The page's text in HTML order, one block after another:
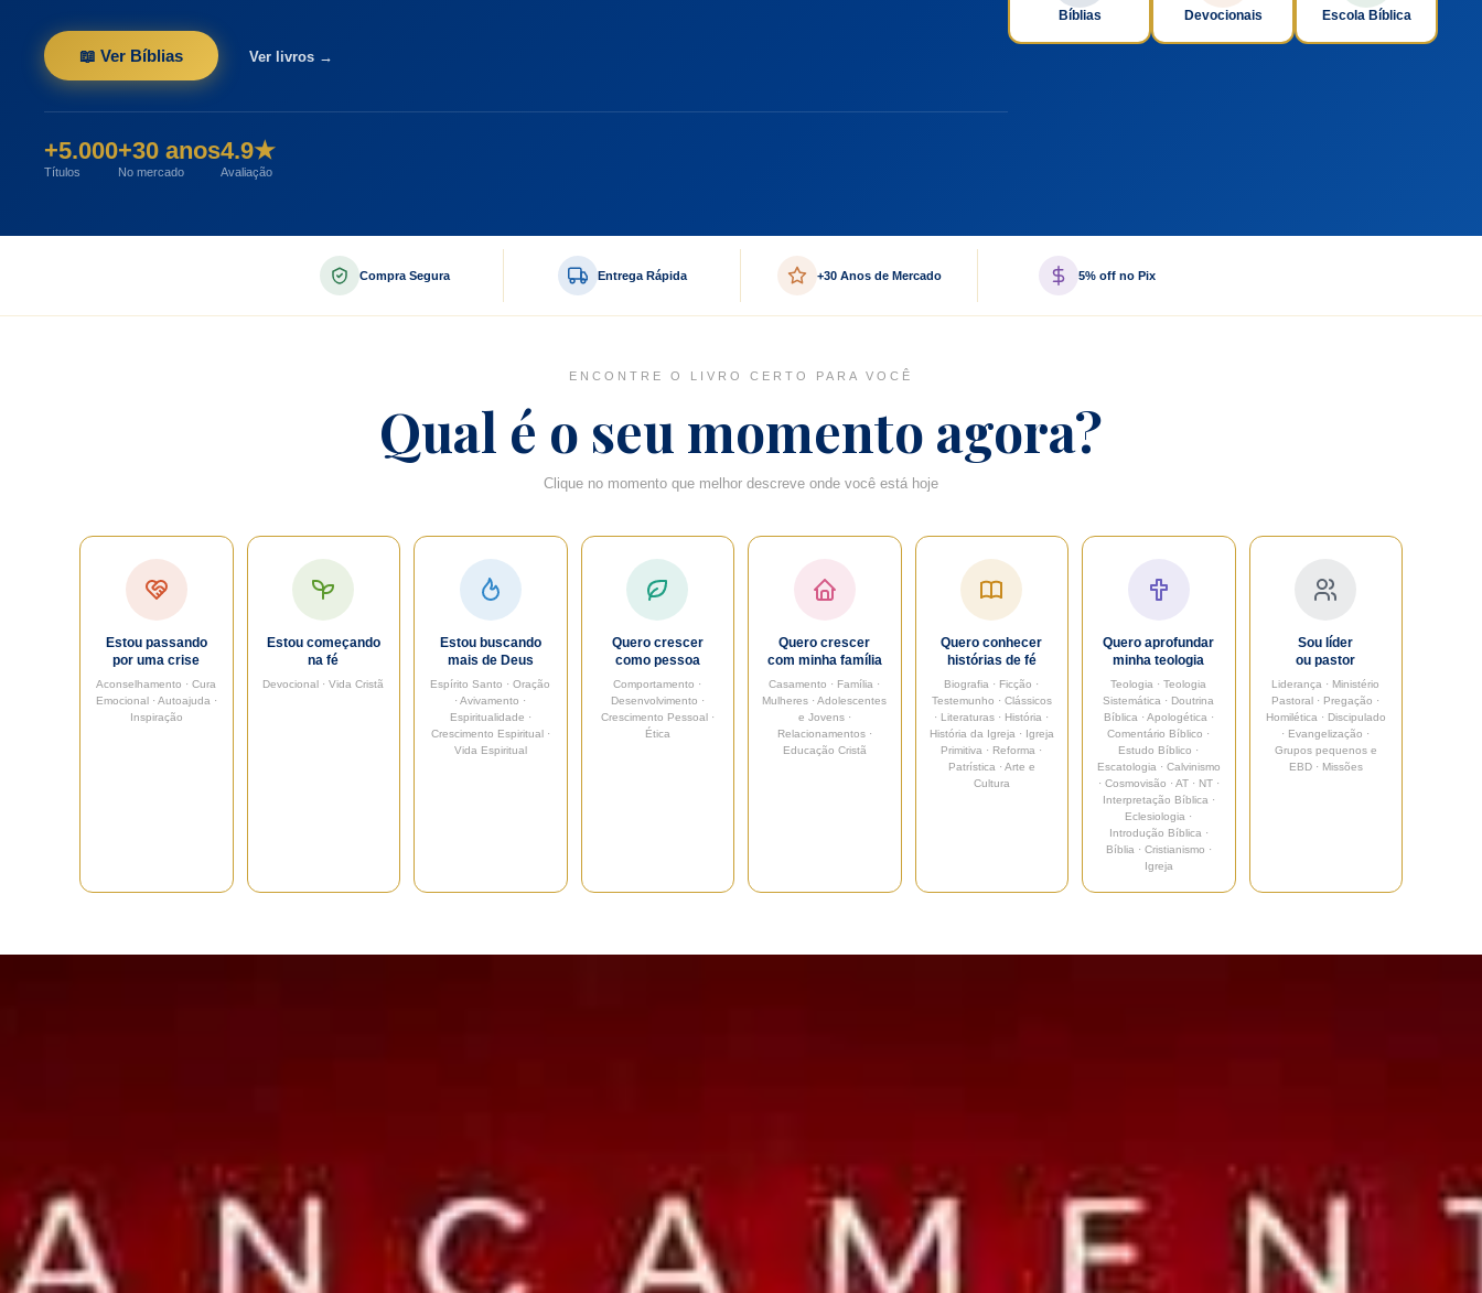
📖 Ver Bíblias Ver livros →
+5.000
Títulos
+30 anos
No mercado
4.9★
Avaliação
Bíblias Devocionais Escola Bíblica
Compra Segura Entrega Rápida +30 Anos de Mercado 5% off no Pix
ENCONTRE O LIVRO CERTO PARA VOCÊ
Qual é o seu momento agora?
Clique no momento que melhor descreve onde você está hoje
Estou passando
por uma crise
Aconselhamento · Cura
Emocional · Autoajuda ·
Inspiração
Estou começando
na fé
Devocional · Vida Cristã
Estou buscando
mais de Deus
Espírito Santo · Oração
· Avivamento ·
Espiritualidade ·
Crescimento Espiritual ·
Vida Espiritual
Quero crescer
como pessoa
Comportamento ·
Desenvolvimento ·
Crescimento Pessoal ·
Ética
Quero crescer
com minha família
Casamento · Família ·
Mulheres · Adolescentes
e Jovens ·
Relacionamentos ·
Educação Cristã
Quero conhecer
histórias de fé
Biografia · Ficção ·
Testemunho · Clássicos
· Literaturas · História ·
História da Igreja · Igreja
Primitiva · Reforma ·
Patrística · Arte e
Cultura
Quero aprofundar
minha teologia
Teologia · Teologia
Sistemática · Doutrina
Bíblica · Apologética ·
Comentário Bíblico ·
Estudo Bíblico ·
Escatologia · Calvinismo
· Cosmovisão · AT · NT ·
Interpretação Bíblica ·
Eclesiologia ·
Introdução Bíblica ·
Bíblia · Cristianismo ·
Igreja
Sou líder
ou pastor
Liderança · Ministério
Pastoral · Pregação ·
Homilética · Discipulado
· Evangelização ·
Grupos pequenos e
EBD · Missões